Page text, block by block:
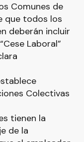
Comunes de
que todos los
deberán incluir
Laboral”
Colectivas
tienen la
de la